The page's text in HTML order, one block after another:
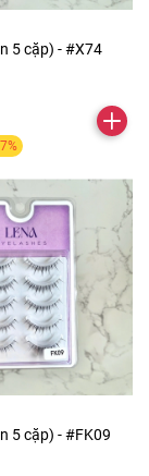
5 cặp) - #X74
5 cặp) - #FK09